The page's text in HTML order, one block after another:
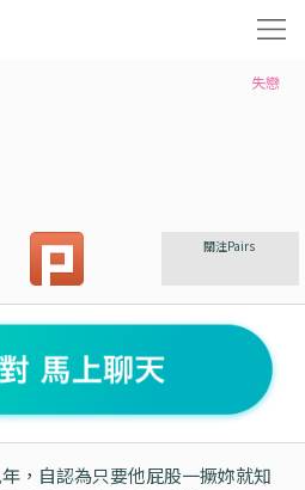
失戀
關注Pairs
，自認為只要他屁股一撅妳就知